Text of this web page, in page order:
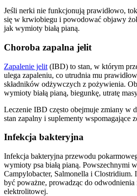
Jeśli nerki nie funkcjonują prawidłowo,
się w krwiobiegu i powodować objawy
jak wymioty białą pianą.
Choroba zapalna jelit
Zapalenie jelit (IBD) to stan, w którym
ulega zapaleniu, co utrudnia mu
składników odżywczych z pożywienia.
wymioty białą pianą, biegunkę, utratę
Leczenie IBD często obejmuje zmiany w
stan zapalny i suplementy wspomagające
Infekcja bakteryjna
Infekcja bakteryjna przewodu
wymioty psa białą pianą. Powszechnymi
Campylobacter, Salmonella i Clostridium.
być poważne, prowadząc do
elektrolitowej.